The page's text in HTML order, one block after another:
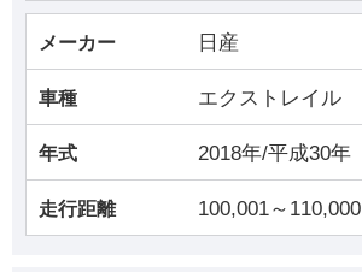
メーカー 日産
車種 エクストレイル
年式 2018年/平成30年
走行距離 100,001～110,000